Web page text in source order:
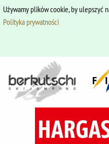
Używamy plików cookie, by ulepszyć
Polityka prywatności